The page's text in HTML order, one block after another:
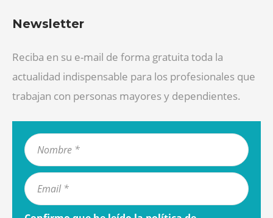
Newsletter
Reciba en su e-mail de forma gratuita toda la
actualidad indispensable para los profesionales que
trabajan con personas mayores y dependientes.